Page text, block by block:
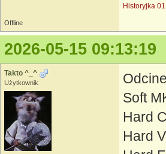
Historyjka 01
Offline
2026-05-15 09:13:19
Takto ^_^
Użytkownik
Soft
Hard
Hard